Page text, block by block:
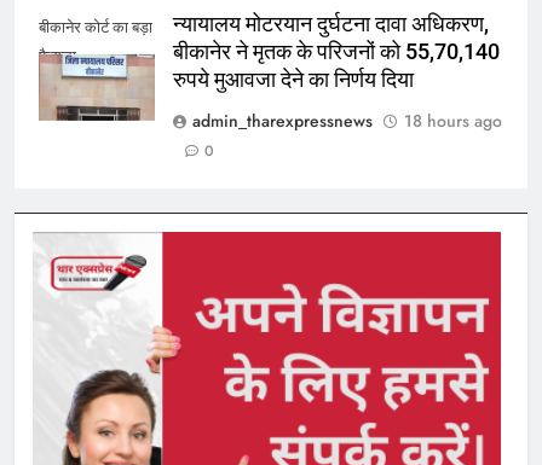
बीकानेर कोर्ट का बड़ा
फैसला
न्यायालय मोटरयान दुर्घटना दावा अधिकरण,
बीकानेर ने मृतक के परिजनों को 55,70,140
रुपये मुआवजा देने का निर्णय दिया
admin_tharexpressnews
18 hours ago
0